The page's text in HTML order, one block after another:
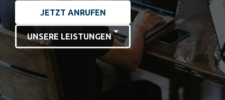
JETZT ANRUFEN
UNSERE LEISTUNGEN